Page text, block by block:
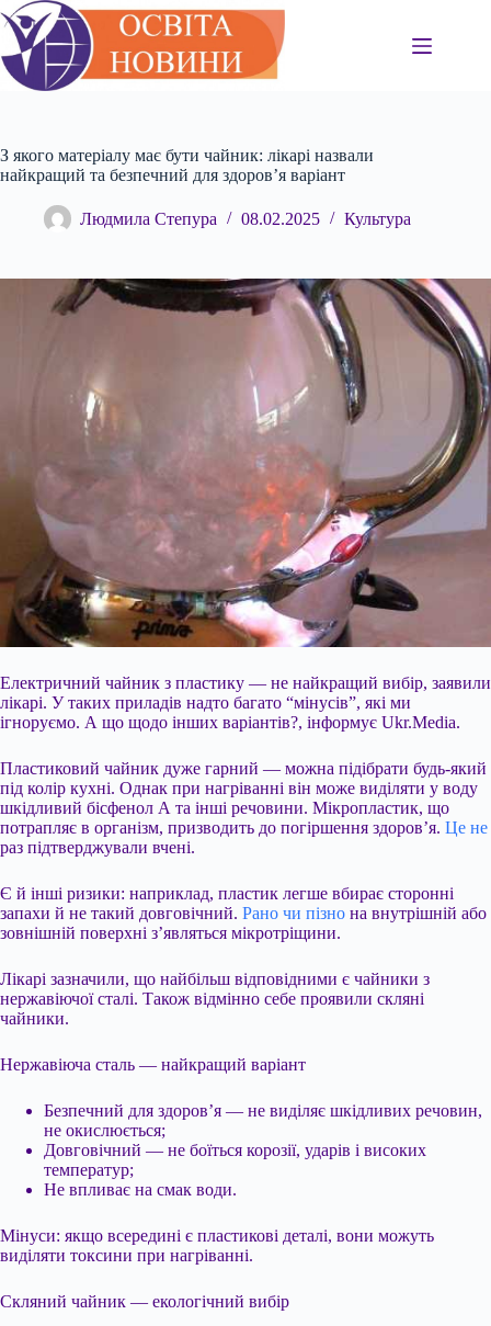
Перейти
до
вмісту
З якого матеріалу має бути чайник: лікарі назвали
найкращий та безпечний для здоров’я варіант
Людмила Степура 08.02.2025 Культура
Електричний чайник з пластику — не найкращий вибір, заявили
лікарі. У таких приладів надто багато “мінусів”, які ми
ігноруємо. А що щодо інших варіантів?, інформує Ukr.Media.
Пластиковий чайник дуже гарний — можна підібрати будь-який
під колір кухні. Однак при нагріванні він може виділяти у воду
шкідливий бісфенол А та інші речовини. Мікропластик, що
потрапляє в організм, призводить до погіршення здоров’я. Це не
раз підтверджували вчені.
Є й інші ризики: наприклад, пластик легше вбирає сторонні
запахи й не такий довговічний. Рано чи пізно на внутрішній або
зовнішній поверхні з’являться мікротріщини.
Лікарі зазначили, що найбільш відповідними є чайники з
нержавіючої сталі. Також відмінно себе проявили скляні
чайники.
Нержавіюча сталь — найкращий варіант
Безпечний для здоров’я — не виділяє шкідливих речовин,
не окислюється;
Довговічний — не боїться корозії, ударів і високих
температур;
Не впливає на смак води.
Мінуси: якщо всередині є пластикові деталі, вони можуть
виділяти токсини при нагріванні.
Скляний чайник — екологічний вибір